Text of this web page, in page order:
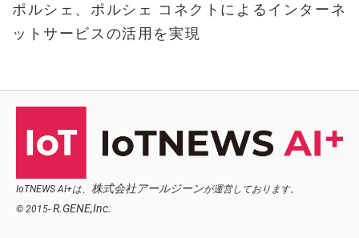
ポルシェ、ポルシェ コネクトによるインターネ
ットサービスの活用を実現
IoTNEWS AI+は、 株式会社アールジーンが運営しております。
© 2015- R.GENE,Inc.